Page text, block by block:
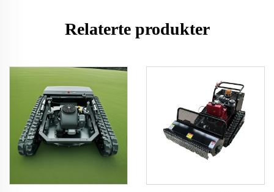
Relaterte produkter